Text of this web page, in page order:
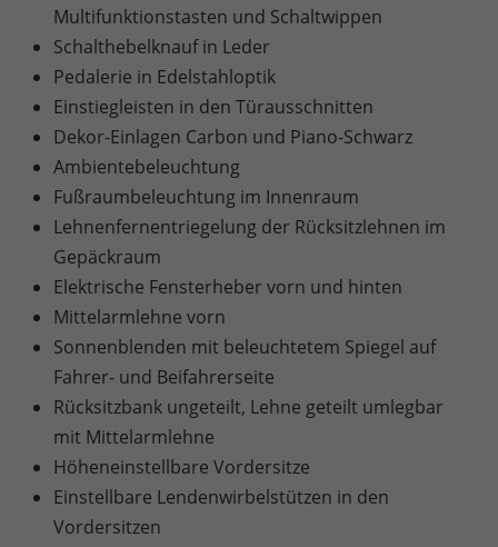
Multifunktionstasten und Schaltwippen
Schalthebelknauf in Leder
Pedalerie in Edelstahloptik
Einstiegleisten in den Türausschnitten
Dekor-Einlagen Carbon und Piano-Schwarz
Ambientebeleuchtung
Fußraumbeleuchtung im Innenraum
Lehnenfernentriegelung der Rücksitzlehnen im
Gepäckraum
Elektrische Fensterheber vorn und hinten
Mittelarmlehne vorn
Sonnenblenden mit beleuchtetem Spiegel auf
Fahrer- und Beifahrerseite
Rücksitzbank ungeteilt, Lehne geteilt umlegbar
mit Mittelarmlehne
Höheneinstellbare Vordersitze
Einstellbare Lendenwirbelstützen in den
Vordersitzen